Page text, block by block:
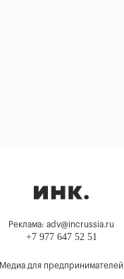
Реклама: adv@incrussia.ru
+7 977 647 52 51
Медиа для предпринимателей